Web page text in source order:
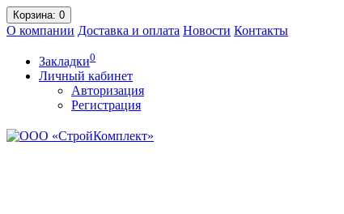
Корзина: 0
О компании Доставка и оплата Новости Контакты
Закладки0
Личный кабинет
Авторизация
Регистрация